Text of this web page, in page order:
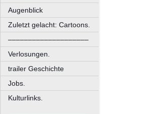
Augenblick
Zuletzt gelacht: Cartoons.
––––––––––––––––––––
Verlosungen.
trailer Geschichte
Jobs.
Kulturlinks.